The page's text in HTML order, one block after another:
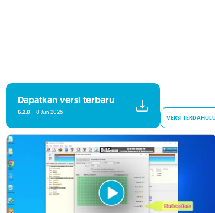
Dapatkan versi terbaru
6.2.0 8 Jun 2026
VERSI